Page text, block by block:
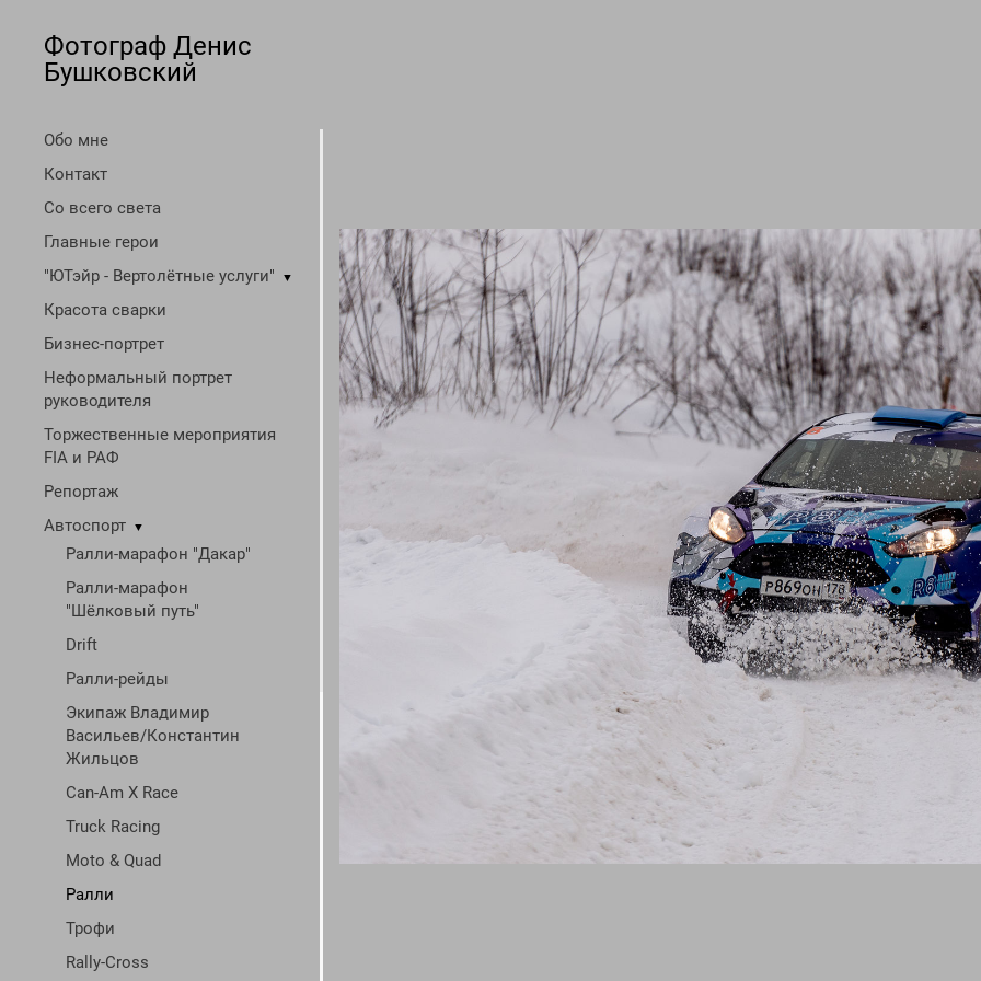
Фотограф Денис
Бушковский
Обо мне
Контакт
Со всего света
Главные герои
"ЮТэйр - Вертолётные услуги"
▼
Красота сварки
Бизнес-портрет
Неформальный портрет
руководителя
Торжественные мероприятия
FIA и РАФ
Репортаж
Автоспорт
▼
Ралли-марафон "Дакар"
Ралли-марафон
"Шёлковый путь"
Drift
Ралли-рейды
Экипаж Владимир
Васильев/Константин
Жильцов
Can-Am X Race
Truck Racing
Moto & Quad
Ралли
Трофи
Rally-Cross